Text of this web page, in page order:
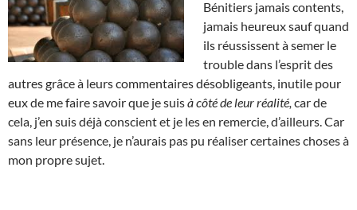
Bénitiers jamais contents,
jamais heureux sauf quand
ils réussissent à semer le
trouble dans l’esprit des
autres grâce à leurs commentaires désobligeants, inutile pour
eux de me faire savoir que je suisà côté de leur réalité, car de
cela, j’en suis déjà conscient et je les en remercie, d’ailleurs. Car
sans leur présence, je n’aurais pas pu réaliser certaines choses à
mon propre sujet.